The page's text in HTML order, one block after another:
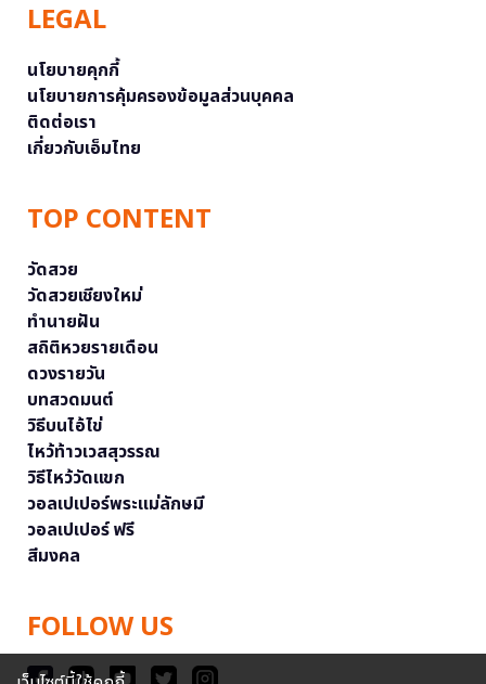
LEGAL
นโยบายคุกกี้
นโยบายการคุ้มครองข้อมูลส่วนบุคคล
ติดต่อเรา
เกี่ยวกับเอ็มไทย
TOP CONTENT
วัดสวย
วัดสวยเชียงใหม่
ทำนายฝัน
สถิติหวยรายเดือน
ดวงรายวัน
บทสวดมนต์
วิธีบนไอ้ไข่
ไหว้ท้าวเวสสุวรรณ
วิธีไหว้วัดแขก
วอลเปเปอร์พระแม่ลักษมี
วอลเปเปอร์ ฟรี
สีมงคล
FOLLOW US